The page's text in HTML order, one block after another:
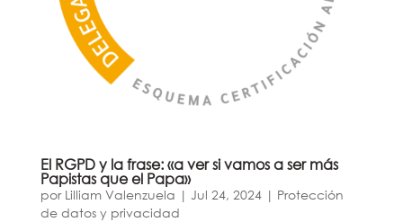
El RGPD y la frase: «a ver si vamos a ser más
Papistas que el Papa»
por Lilliam Valenzuela | Jul 24, 2024| Protección
de datos y privacidad